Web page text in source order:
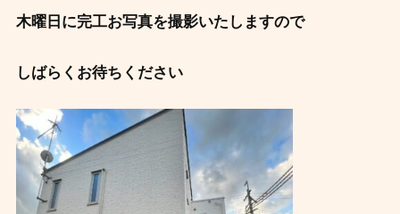
木曜日に完工お写真を撮影いたしますので
しばらくお待ちください